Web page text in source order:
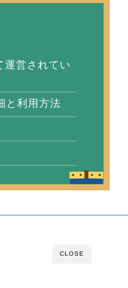
運営されてい
と利用方法
CLOSE